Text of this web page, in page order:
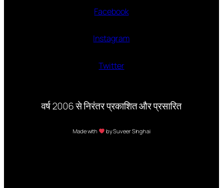
Facebook
Instagram
Twitter
वर्ष 2006 से निरंतर प्रकाशित और प्रसारित
Made with by Suveer Singhai